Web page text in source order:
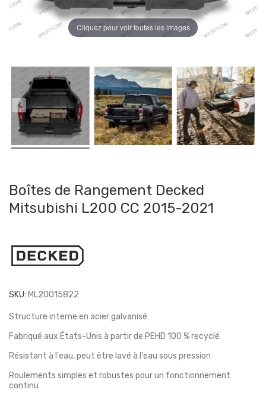
Cliquez pour voir toutes les images
Boîtes de Rangement Decked
Mitsubishi L200 CC 2015-2021
SKU: ML20015822
Structure interne en acier galvanisé
Fabriqué aux États-Unis à partir de PEHD 100 % recyclé
Résistant à l'eau, peut être lavé à l'eau sous pression
Roulements simples et robustes pour un fonctionnement
continu